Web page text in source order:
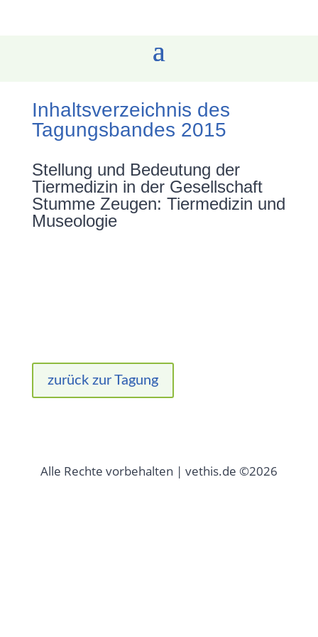
Inhaltsverzeichnis des
Tagungsbandes 2015
Stellung und Bedeutung der
Tiermedizin in der Gesellschaft
Stumme Zeugen: Tiermedizin und
Museologie
zurück zur Tagung
Alle Rechte vorbehalten | vethis.de ©2026